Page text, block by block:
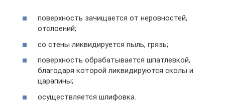
поверхность зачищается от неровностей,
отслоений;
со стены ликвидируется пыль, грязь;
поверхность обрабатывается шпатлевкой,
благодаря которой ликвидируются сколы и
царапины;
осуществляется шлифовка.